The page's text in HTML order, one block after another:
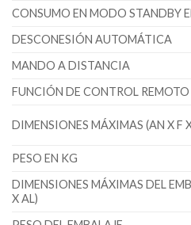
CONSUMO EN MODO STANDBY
DESCONESIÓN AUTOMÁTICA
MANDO A DISTANCIA
FUNCIÓN DE CONTROL
DIMENSIONES MÁXIMAS (AN X F
PESO EN KG
DIMENSIONES MÁXIMAS DEL
X AL)